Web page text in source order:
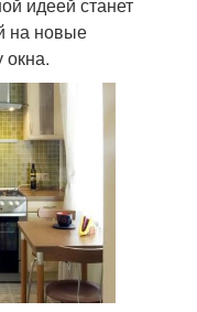
идеей станет
на новые
окна.